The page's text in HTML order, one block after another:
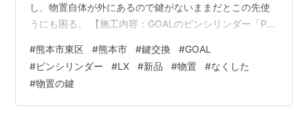
し、物置自体が外にあるので鍵がないままだとこの先使
うにも困る。 【施工内容：GOALのピンシリンダー「P-
来れば同じ種類の鍵穴に交換もしてほしい。」とのこと
でした。 大前提として、扉が開閉できる状態でないと鍵
穴の交換はできない為、まずは解錠作業から取りかかり
ます。 解錠は20分程度で終わり、その後、既設の鍵であ
#熊本市東区 #熊本市 #鍵交換 #GOAL
#ピンシリンダー #LX #新品 #物置 #なくした
#物置の鍵